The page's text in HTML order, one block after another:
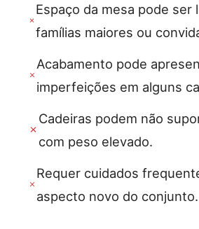
Espaço da mesa pode ser
famílias maiores ou
Acabamento pode
imperfeições em alguns
Cadeiras podem não
com peso elevado.
Requer cuidados
aspecto novo do conjunto.